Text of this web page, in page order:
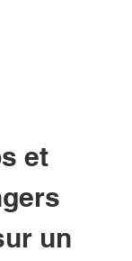
et
un